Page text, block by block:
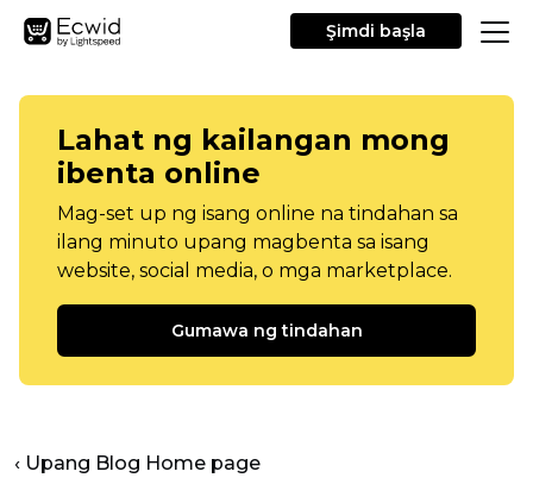
Şimdi başla
Lahat ng kailangan mong
ibenta online
Mag-set up ng isang online na tindahan sa
ilang minuto upang magbenta sa isang
website, social media, o mga marketplace.
Gumawa ng tindahan
‹ Upang Blog Home page